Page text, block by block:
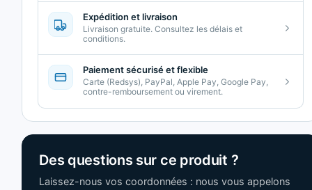
Expédition et livraison
Livraison gratuite. Consultez les délais et
conditions.
Paiement sécurisé et flexible
Carte (Redsys), PayPal, Apple Pay, Google Pay,
contre-remboursement ou virement.
Des questions sur ce produit ?
Laissez-nous vos coordonnées : nous vous appelons